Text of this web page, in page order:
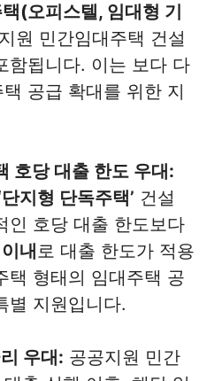
(오피스텔, 임대형 기
원 민간임대주택 건설
함됩니다. 이는 보다 다
공급 확대를 위한 지
당 대출 한도 우대:
단지형 단독주택’ 건설
인 호당 대출 한도보다
내로 대출 한도가 적용
택 형태의 임대주택 공
별 지원입니다.
우대: 공공지원 민간